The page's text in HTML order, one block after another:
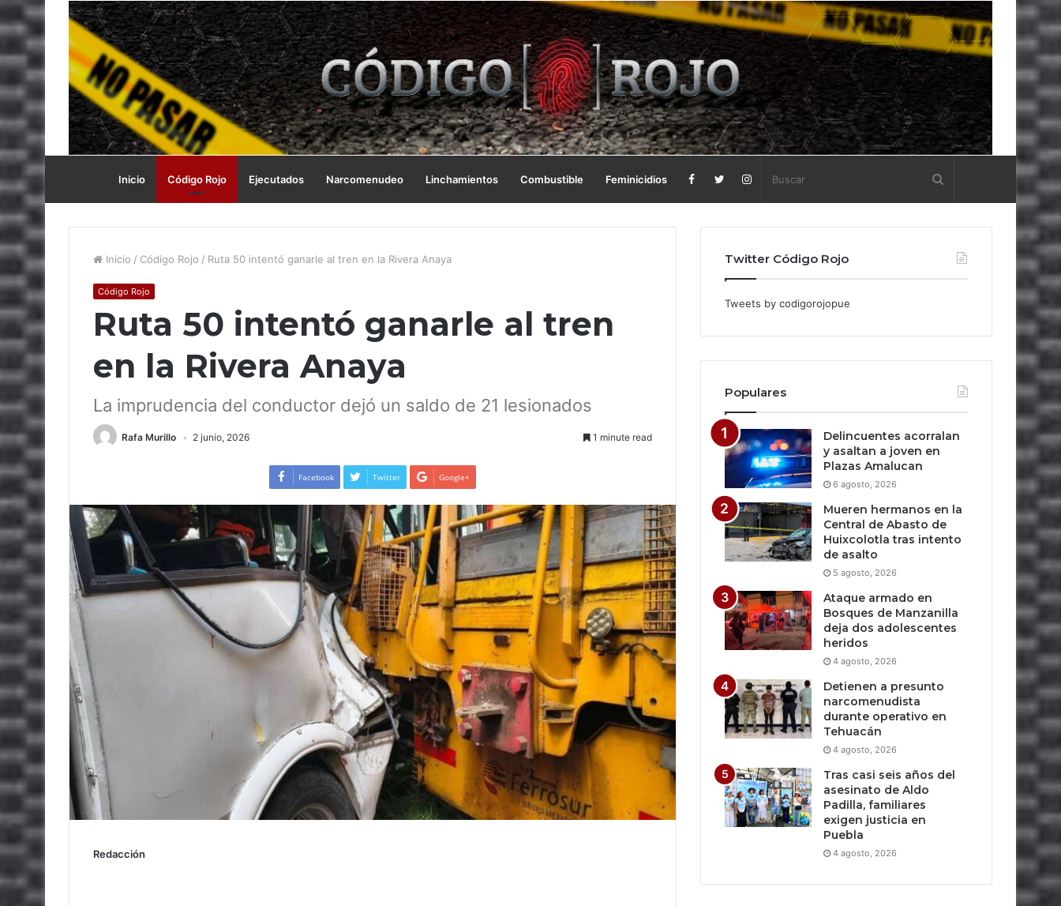
Inicio Código Rojo Ejecutados Narcomenudeo Linchamientos Combustible Feminicidios
Inicio / Código Rojo / Ruta 50 intentó ganarle al tren en la Rivera Anaya
Código Rojo
Ruta 50 intentó ganarle al tren
en la Rivera Anaya
La imprudencia del conductor dejó un saldo de 21 lesionados
Rafa Murillo 2 junio, 2026 1 minute read
Facebook Twitter Google+
Redacción
Twitter Código Rojo
Tweets by codigorojopue
Populares
Delincuentes acorralan
y asaltan a joven en
Plazas Amalucan
6 agosto, 2026
Mueren hermanos en la
Central de Abasto de
Huixcolotla tras intento
de asalto
5 agosto, 2026
Ataque armado en
Bosques de Manzanilla
deja dos adolescentes
heridos
4 agosto, 2026
Detienen a presunto
narcomenudista
durante operativo en
Tehuacán
4 agosto, 2026
Tras casi seis años del
asesinato de Aldo
Padilla, familiares
exigen justicia en
Puebla
4 agosto, 2026